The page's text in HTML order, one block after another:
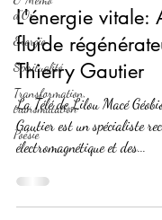
d'Or
Energie
Spiritualité
Transformation,
transmutation
Poésie
L'énergie vitale:
fluide
Thierry Gautier
La Télé de Lilou Macé
Gautier est un spécialiste
électromagnétique et des...